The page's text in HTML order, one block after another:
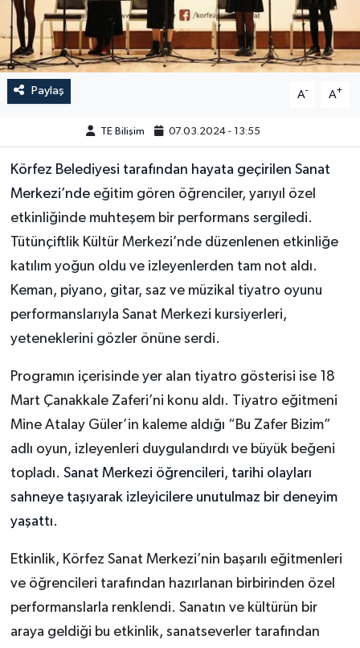
Paylaş A- A+
TE Bilişim 07.03.2024 - 13:55
Körfez Belediyesi tarafından hayata geçirilen Sanat
Merkezi’ndeeğitim gören öğrenciler, yarıyıl özel
etkinliğinde muhteşem bir performans sergiledi.
Tütünçiftlik Kültür Merkezi’nde düzenlenen etkinliğe
katılım yoğun oldu ve izleyenlerden tam not aldı.
Keman, piyano, gitar, saz ve müzikal tiyatro oyunu
performanslarıyla Sanat Merkezi kursiyerleri,
yeteneklerini gözler önüne serdi.
Programın içerisinde yer alan tiyatro gösterisi ise 18
Mart Çanakkale Zaferi’ni konu aldı. Tiyatro eğitmeni
Mine Atalay Güler’in kaleme aldığı “Bu Zafer Bizim”
adlı oyun, izleyenleri duygulandırdı ve büyük beğeni
topladı. Sanat Merkezi öğrencileri, tarihi olayları
sahneye taşıyarak izleyicilere unutulmaz bir deneyim
yaşattı.
Etkinlik, Körfez Sanat Merkezi’nin başarılı eğitmenleri
ve öğrencileri tarafından hazırlanan birbirinden özel
performanslarla renklendi. Sanatın ve kültürün bir
araya geldiği bu etkinlik, sanatseverler tarafından